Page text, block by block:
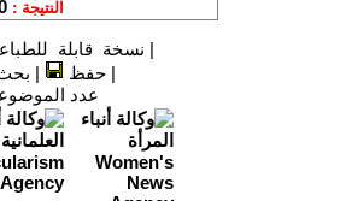
| نسخة قابلة
|حفظ |
عدد